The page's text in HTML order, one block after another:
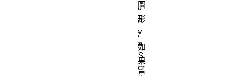
圖
形
;
如
果
J
a
v
a
S
cr